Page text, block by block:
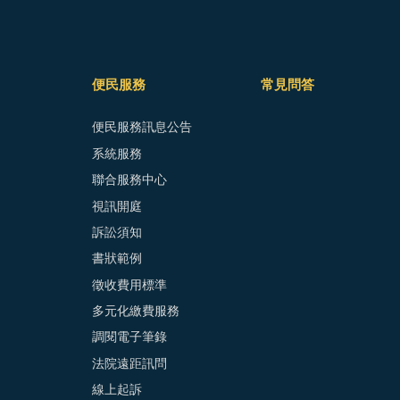
便民服務
便民服務訊息公告
系統服務
聯合服務中心
視訊開庭
訴訟須知
書狀範例
徵收費用標準
多元化繳費服務
調閱電子筆錄
法院遠距訊問
線上起訴
常見問答